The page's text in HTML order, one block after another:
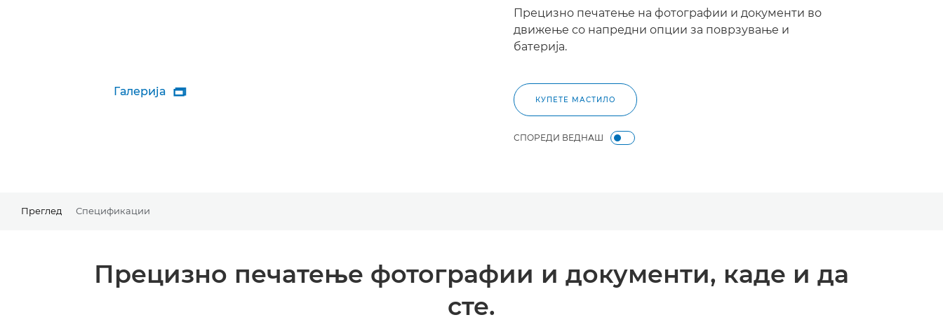
Галерија 
Прецизно печатење на фотографии и документи во
движење со напредни опции за поврзување и
батерија.
КУПЕТЕ МАСТИЛО
СПОРЕДИ ВЕДНАШ
Преглед Спецификации
Прецизно печатење фотографии и документи, каде и да
сте.